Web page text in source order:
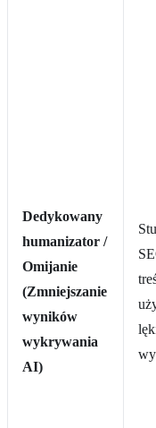
Dedykowany
humanizator /
Omijanie
(Zmniejszanie
wyników
wykrywania
AI)